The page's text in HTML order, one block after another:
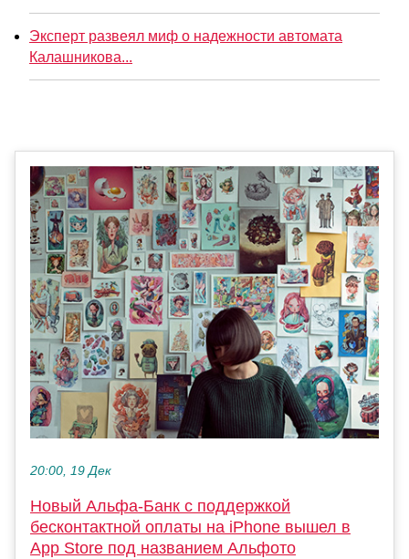
Эксперт развеял миф о надежности автомата
Калашникова...
20:00, 19 Дек
Новый Альфа-Банк с поддержкой
бесконтактной оплаты на iPhone вышел в
App Store под названием Альфото